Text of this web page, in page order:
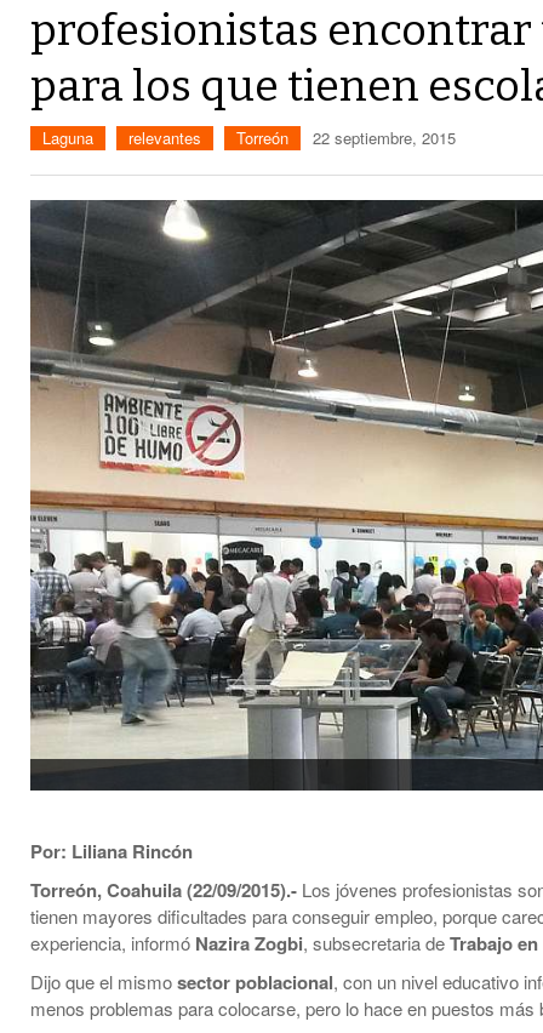
profesionistas encontrar
para los que tienen
Laguna relevantes Torreón 22 septiembre, 2015
Por: Liliana Rincón
Torreón, Coahuila (22/09/2015).- Los jóvenes profesionistas
tienen mayores dificultades para conseguir empleo, porque
experiencia, informó Nazira Zogbi, subsecretaria deTrabajo
Dijo que el mismosector poblacional, con un nivel educativo
menos problemas para colocarse, pero lo hace en puestos más